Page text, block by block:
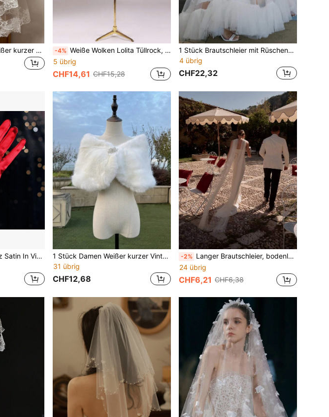
1 Stück klassischer weißer kurzer einlagiger Brautschleier mit Spitzenbesatz, ca. 130 cm Länge, Brauthaube Kopfschmuck Accessoire, geeignet für Hochzeit, Standesamt, Party -4% Weiße Wolken Lolita Tüllrock, 45cm, Zuckerwatte Schleife, weiches Chiffon Lolita Kostüm für Party, Fotoshooting, Festival, Elegant
5 übrig
CHF14,61 CHF15,28
1 Stück Brautschleier mit Rüschenkante, weißer plissierter Tüll Doppelschicht Gesichtsschleier, hochwertige Foto-Requisite für Fotografie und Reise-Shootings, Kopfschmuck ohne Kamm
4 übrig
CHF22,32
Handschuhe Braut Kurz Satin In Vintage, Für Hochzeit Brautparty
1 Stück Damen Weißer kurzer Vintage Minimalistische Schal mit Strass Dekor, warm und geeignet für Partys, Hochzeitskleider, Herbst/Winter warmer Plüschschal
31 übrig
CHF12,68
-2% Langer Brautschleier, bodenlanger weißer Chiffon-Halstuch, Hochzeitskleid Schal, Fotografie Accessoire, Festival, Geburtstag
24 übrig
CHF6,21 CHF6,38